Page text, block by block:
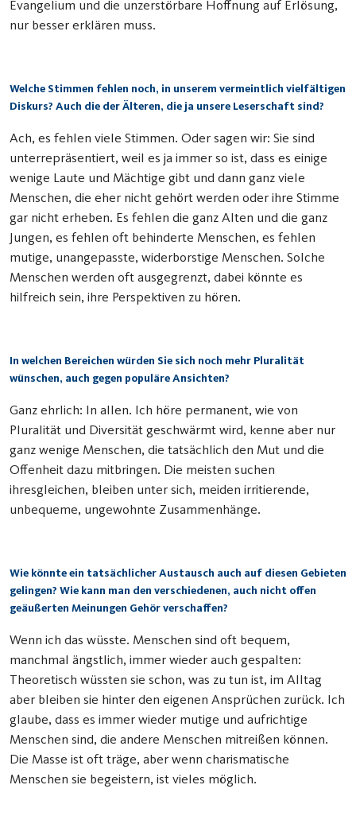
Evangelium und die unzerstörbare Hoffnung auf Erlösung,
nur besser erklären muss.
Welche Stimmen fehlen noch, in unserem vermeintlich vielfältigen
Diskurs? Auch die der Älteren, die ja unsere Leserschaft sind?
Ach, es fehlen viele Stimmen. Oder sagen wir: Sie sind
unterrepräsentiert, weil es ja immer so ist, dass es einige
wenige Laute und Mächtige gibt und dann ganz viele
Menschen, die eher nicht gehört werden oder ihre Stimme
gar nicht erheben. Es fehlen die ganz Alten und die ganz
Jungen, es fehlen oft behinderte Menschen, es fehlen
mutige, unangepasste, widerborstige Menschen. Solche
Menschen werden oft ausgegrenzt, dabei könnte es
hilfreich sein, ihre Perspektiven zu hören.
In welchen Bereichen würden Sie sich noch mehr Pluralität
wünschen, auch gegen populäre Ansichten?
Ganz ehrlich: In allen. Ich höre permanent, wie von
Pluralität und Diversität geschwärmt wird, kenne aber nur
ganz wenige Menschen, die tatsächlich den Mut und die
Offenheit dazu mitbringen. Die meisten suchen
ihresgleichen, bleiben unter sich, meiden irritierende,
unbequeme, ungewohnte Zusammenhänge.
Wie könnte ein tatsächlicher Austausch auch auf diesen Gebieten
gelingen? Wie kann man den verschiedenen, auch nicht offen
geäußerten Meinungen Gehör verschaffen?
Wenn ich das wüsste. Menschen sind oft bequem,
manchmal ängstlich, immer wieder auch gespalten:
Theoretisch wüssten sie schon, was zu tun ist, im Alltag
aber bleiben sie hinter den eigenen Ansprüchen zurück. Ich
glaube, dass es immer wieder mutige und aufrichtige
Menschen sind, die andere Menschen mitreißen können.
Die Masse ist oft träge, aber wenn charismatische
Menschen sie begeistern, ist vieles möglich.